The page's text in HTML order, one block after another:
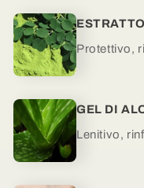
Protettivo,
GEL DI
Lenitivo,